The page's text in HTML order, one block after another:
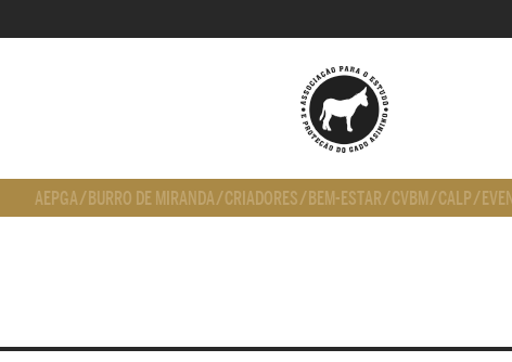
AEPGA/ BURRO DE MIRANDA/CRIADORES/ BEM-ESTAR/CVBM/CALP/